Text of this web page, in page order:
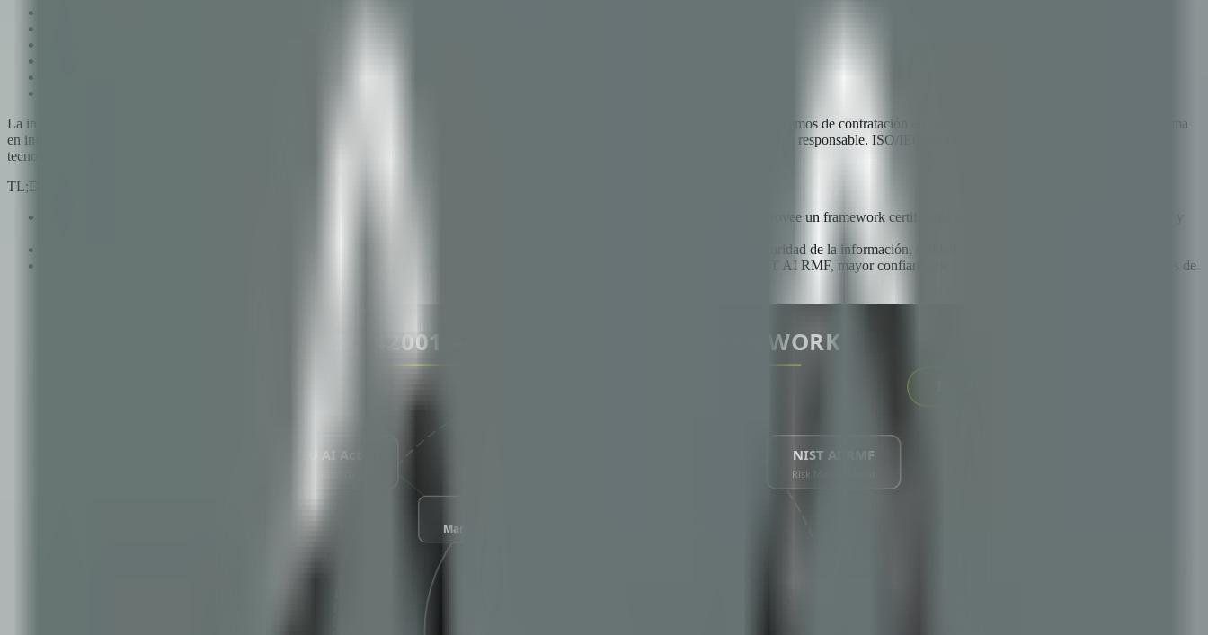
La inteligencia artificial ya no es experimental. Potencia la detección de fraude en bancos, herramientas de diagnóstico en hospitales, algoritmos de contratación en corporaciones y toma de decisiones autónoma
en infraestructura crítica. Sin embargo, hasta diciembre de 2023, no existía un estándar internacional para gestionar sistemas de IA de forma responsable. ISO/IEC 42001 cambió eso -- y para las empresas de
tecnología que construyen o despliegan IA, representa tanto un imperativo de gobernanza como una oportunidad competitiva.
TL;DR
ISO/IEC 42001 es el primer estándar internacional para Sistemas de Gestión de IA (AIMS), publicado en diciembre de 2023 -- provee un framework certificable para gobernar el desarrollo, despliegue y
El estándar sigue la estructura Annex SL (como ISO 27001), haciendo la integración directa para empresas ya certificadas en seguridad de la información, calidad o gestión ambiental.
Las empresas tech que se certifiquen ahora obtienen ventaja de primer movedor -- alineación regulatoria con el EU AI Act y NIST AI RMF, mayor confianza de clientes y gobernanza estructurada antes de